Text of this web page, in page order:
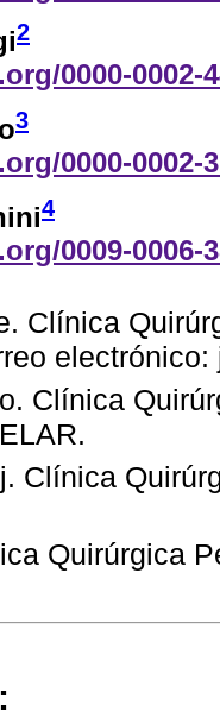
2
0000-0002-
3
0000-0002-
4
0009-0006-
Clínica
Clínica
Clínica
Quirúrgica